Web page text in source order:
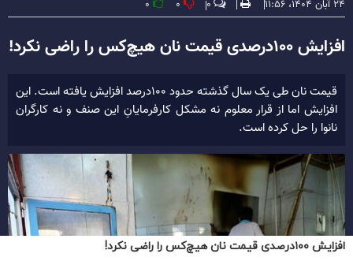
افزایش ۱۰۰درصدی قیمت نان هیچ‌کس را راضی نکرد!